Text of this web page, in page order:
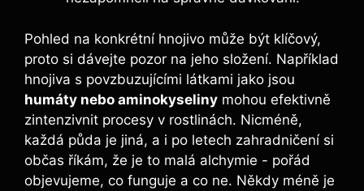
Pohled​ na‍ konkrétní hnojivo může⁤ být klíčový,
proto ⁢si dávejte pozor na ⁢jeho složení.⁢ Například
hnojiva⁣ s povzbuzujícími látkami⁣ jako⁣ jsou
humáty nebo aminokyseliny mohou‌ efektivně
zintenzivnit procesy v rostlinách. Nicméně,
každá půda je jiná,⁣ a i po letech zahradničení si
občas ‌říkám, že je to ​malá alchymie ‍- ‌pořád
objevujeme,​ co funguje⁣ a co‌ ne. Někdy méně je⁢